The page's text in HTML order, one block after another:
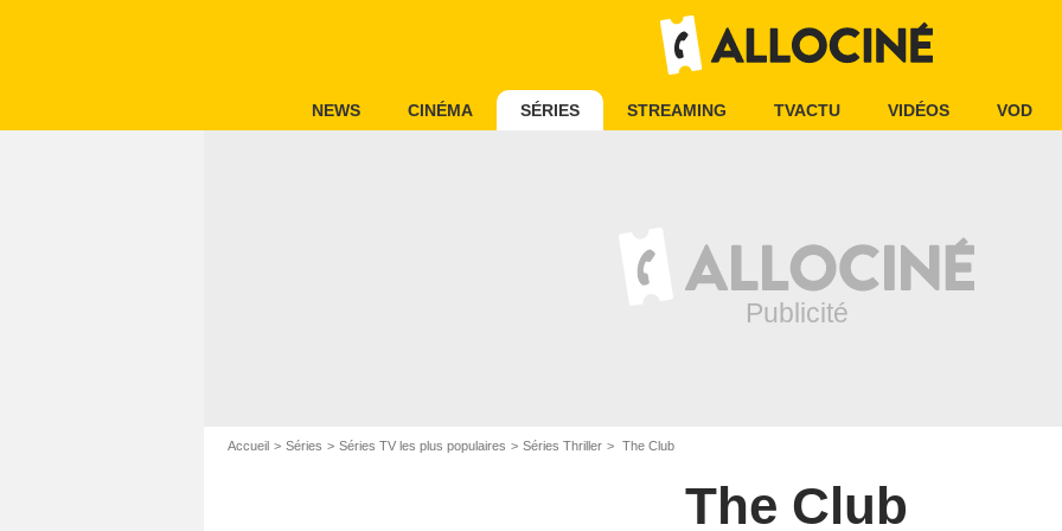
NEWS CINÉMA SÉRIES STREAMING TVACTU VIDÉOS VOD
Accueil Séries Séries TV les plus populaires Séries Thriller The Club
The Club